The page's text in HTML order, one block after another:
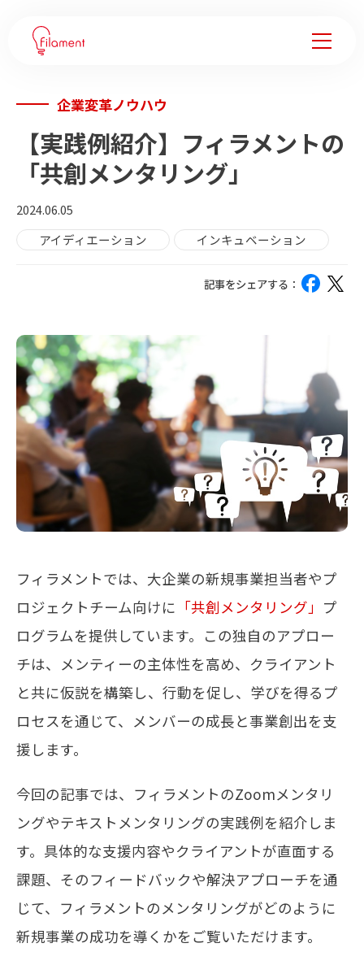
サービス
事例紹介
企業変革ノウハウ
会社情報
メンバー
メールマガジン
お問い合わせ
企業変革ノウハウ
【実践例紹介】フィラメントの
「共創メンタリング」
2024.06.05
アイディエーション
インキュベーション
記事をシェアする：
フィラメントでは、大企業の新規事業担当者やプ
ロジェクトチーム向けに 「共創メンタリング」 プ
ログラムを提供しています。この独自のアプロー
チは、メンティーの主体性を高め、クライアント
と共に仮説を構築し、行動を促し、学びを得るプ
ロセスを通じて、メンバーの成長と事業創出を支
援します。
今回の記事では、フィラメントのZoomメンタリ
ングやテキストメンタリングの実践例を紹介しま
す。具体的な支援内容やクライアントが直面する
課題、そのフィードバックや解決アプローチを通
じて、フィラメントのメンタリングがどのように
新規事業の成功を導くかをご覧いただけます。